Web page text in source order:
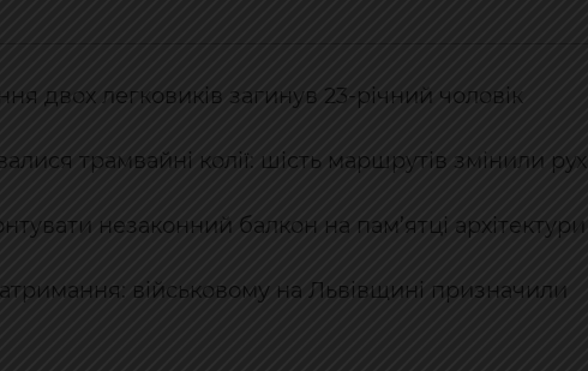
двох легковиків загинув 23-річний чоловік
трамвайні колії: шість маршрутів змінили рух
незаконний балкон на пам’ятці архітектури
військовому на Львівщині призначили